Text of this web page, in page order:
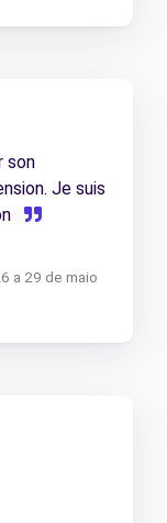
son
Je suis
a 29 de maio